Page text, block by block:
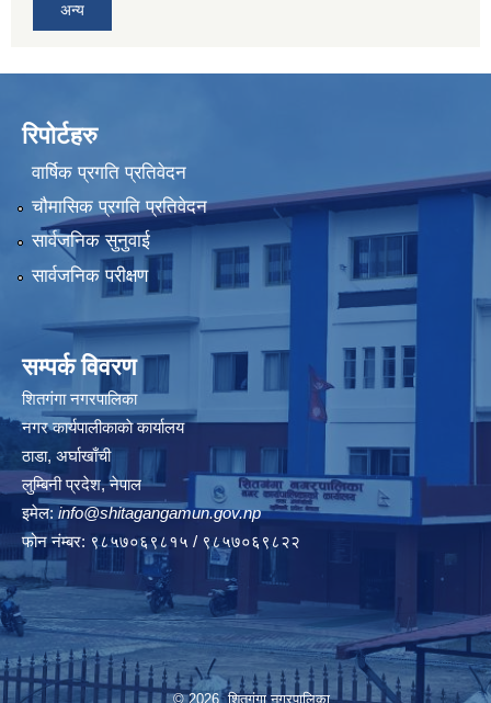
अन्य
रिपोर्टहरु
वार्षिक प्रगति प्रतिवेदन
चौमासिक प्रगति प्रतिवेदन
सार्वजनिक सुनुवाई
सार्वजनिक परीक्षण
सम्पर्क विवरण
शितगंगा नगरपालिका
नगर कार्यपालीकाकाे कार्यालय
ठाडा, अर्घाखाँची
लुम्बिनी प्रदेश, नेपाल
इमेल: info@shitagangamun.gov.np
फोन नंम्बर: ९८५७०६९८१५ / ९८५७०६९८२२
© 2026 शितगंगा नगरपालिका